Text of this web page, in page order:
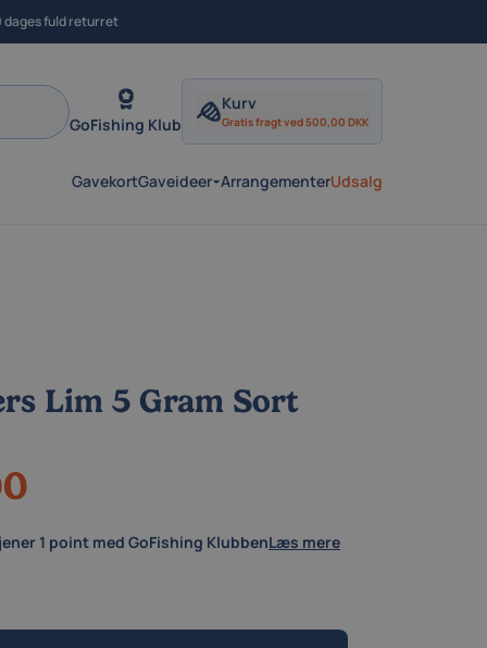
dages fuld returret
GoFishing Klub
Kurv
Gratis fragt ved 500,00 DKK
GavekortGaveideer ArrangementerUdsalg
Lim 5 Gram Sort
1 point med GoFishing KlubbenLæs mere